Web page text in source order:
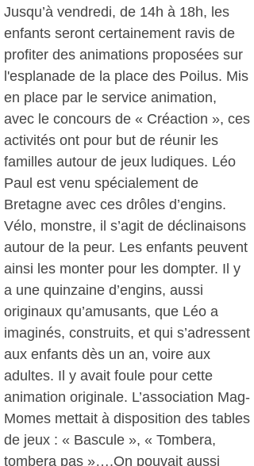
Jusqu’à vendredi, de 14h à 18h, les
enfants seront certainement ravis de
profiter des animations proposées sur
l'esplanade de la place des Poilus. Mis
en place par le service animation,
avec le concours de « Créaction », ces
activités ont pour but de réunir les
familles autour de jeux ludiques. Léo
Paul est venu spécialement de
Bretagne avec ces drôles d’engins.
Vélo, monstre, il s’agit de déclinaisons
autour de la peur. Les enfants peuvent
ainsi les monter pour les dompter. Il y
a une quinzaine d’engins, aussi
originaux qu’amusants, que Léo a
imaginés, construits, et qui s’adressent
aux enfants dès un an, voire aux
adultes. Il y avait foule pour cette
animation originale. L’association Mag-
Momes mettait à disposition des tables
de jeux : « Bascule », « Tombera,
tombera pas »….On pouvait aussi